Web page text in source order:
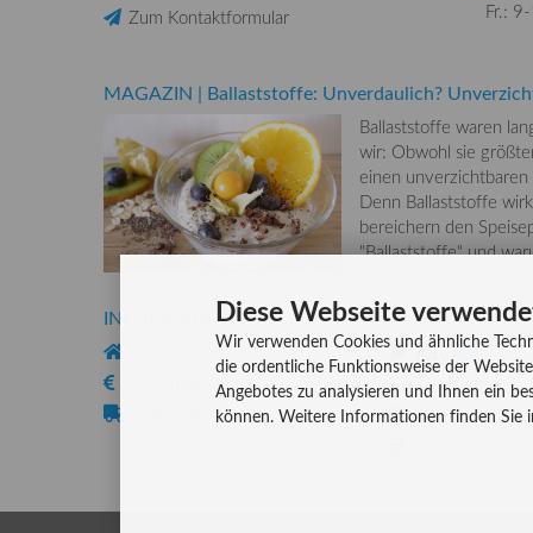
Zum Kontaktformular
Fr.:
MAGAZIN | Ballaststoffe: Unverdaulich?
Ballaststoffe waren
wir: Obwohl sie
einen
Denn Ballaststoffe
bereichern den
"Ballaststoffe" und
INFORMATIONEN
Versandkosten
Lieferzeiten
ZAHLUNG
Kreditkarte
Rechnung,
Diese Webseite
Wir verwenden Cookies und ähnliche
die ordentliche Funktionsweise der
Angebotes zu analysieren und Ihnen ein
können. Weitere Informationen finden Sie